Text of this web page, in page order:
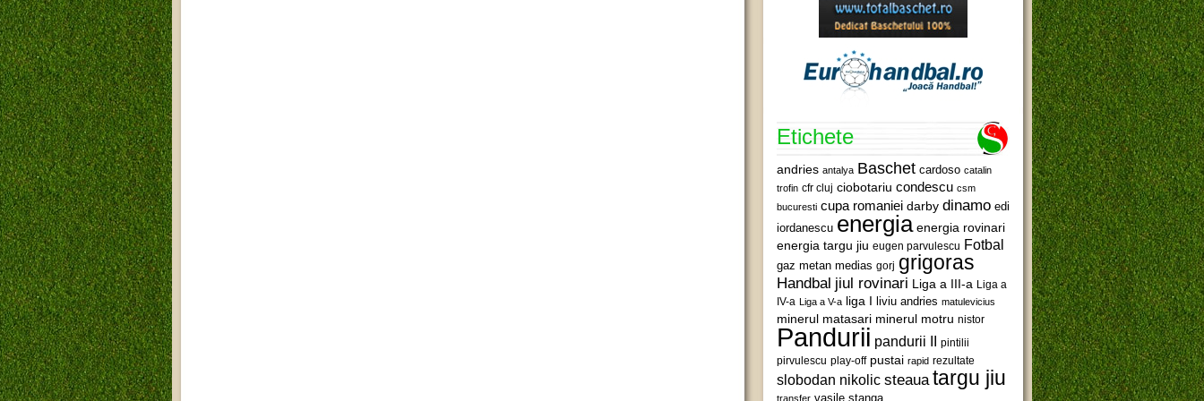
Etichete
andries antalya Baschet cardoso catalin
trofin cfr cluj ciobotariu condescu csm
bucuresti cupa romaniei darby dinamo edi
iordanescu energia energia rovinari
energia targu jiu eugen parvulescu Fotbal
gaz metan medias gorj grigoras
Handbal jiul rovinari Liga a III-a Liga a
IV-a Liga a V-a liga I liviu andries matulevicius
minerul matasari minerul motru nistor
Pandurii pandurii II pintilii
pirvulescu play-off pustai rapid rezultate
slobodan nikolic steaua targu jiu
transfer vasile stanga